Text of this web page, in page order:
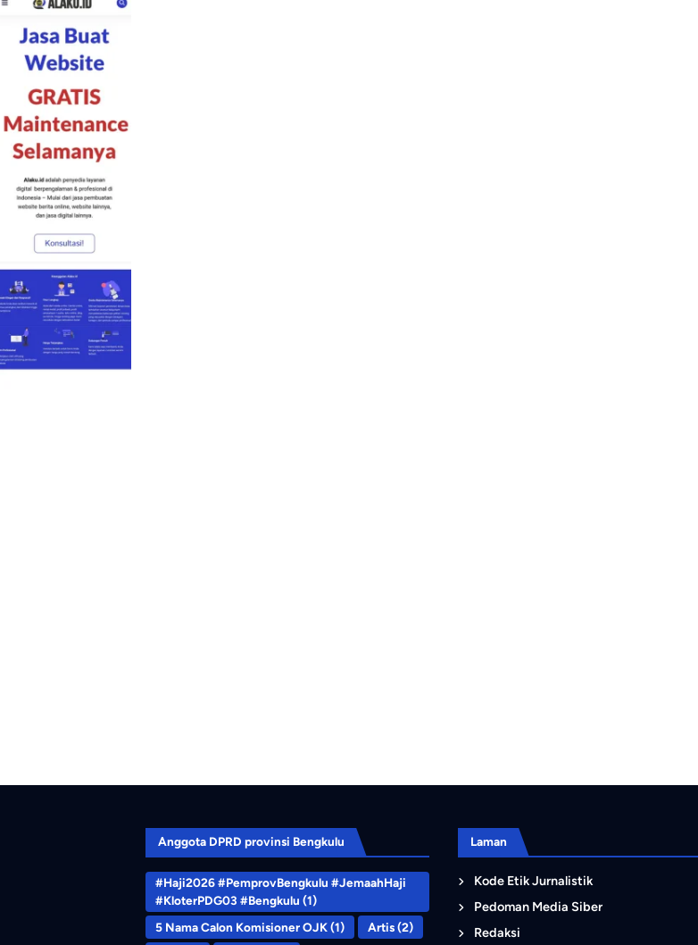
Anggota DPRD provinsi Bengkulu
#Haji2026 #PemprovBengkulu #JemaahHaji
#KloterPDG03 #Bengkulu (1)
5 Nama Calon Komisioner OJK(1) Artis(2)
Laman
Kode Etik Jurnalistik
Pedoman Media Siber
Redaksi